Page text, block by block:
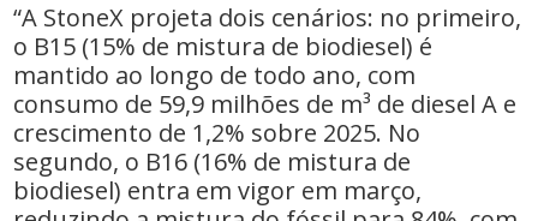
“A StoneX projeta dois cenários: no primeiro,
o B15 (15% de mistura de biodiesel) é
mantido ao longo de todo ano, com
consumo de 59,9 milhões de m³ de diesel A e
crescimento de 1,2% sobre 2025. No
segundo, o B16 (16% de mistura de
biodiesel) entra em vigor em março,